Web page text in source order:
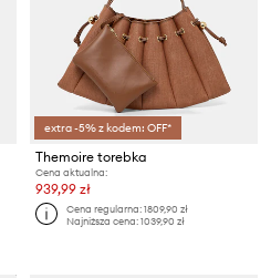
extra -5% z kodem: OFF*
Themoire torebka
Cena aktualna:
939,99 zł
Cena regularna:1809,90 zł
Najniższa cena:1039,90 zł